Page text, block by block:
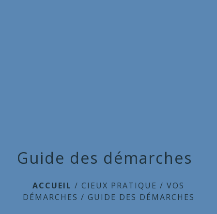
Guide des démarches
ACCUEIL / CIEUX PRATIQUE / VOS
DÉMARCHES / GUIDE DES DÉMARCHES